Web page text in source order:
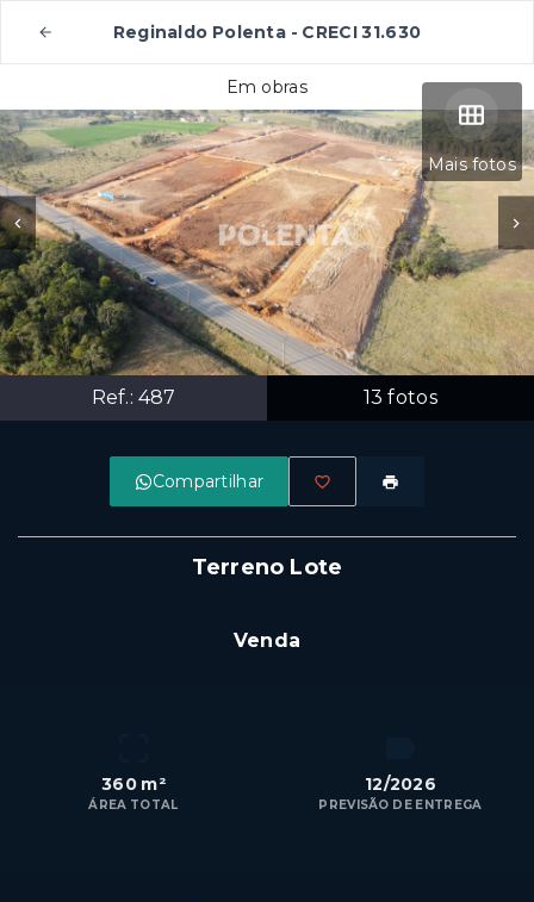
Reginaldo Polenta - CRECI 31.630
Mais fotos
Ref.: 487 13 fotos
Em obras
Compartilhar
Terreno Lote
Venda
360 m²
ÁREA TOTAL
12/2026
PREVISÃO DE ENTREGA